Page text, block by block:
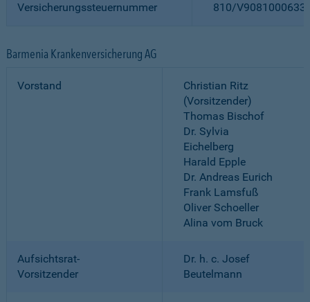
Versicherungssteuernummer 810/
Barmenia Krankenversicherung AG
Vorstand
Christian Ritz
(Vorsitzender)
Thomas Bischof
Dr. Sylvia
Eichelberg
Harald Epple
Dr. Andreas Eurich
Frank Lamsfuß
Oliver Schoeller
Alina vom Bruck
Aufsichtsrat-
Vorsitzender
Dr. h. c. Josef
Beutelmann